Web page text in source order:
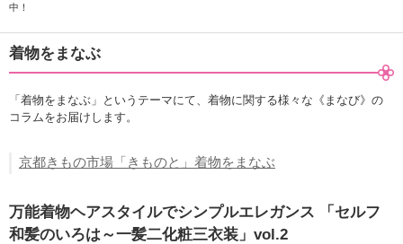
中！
着物をまなぶ
「着物をまなぶ」というテーマにて、着物に関する様々な《まなび》の
コラムをお届けします。
京都きもの市場「きものと」着物をまなぶ
万能着物ヘアスタイルでシンプルエレガンス 「セルフ
和髪のいろは～一髪二化粧三衣装」vol.2